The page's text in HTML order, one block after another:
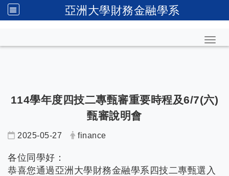
亞洲大學財務金融學系
114學年度四技二專甄審重要時程及6/7(六)
甄審說明會
2025-05-27 finance
各位同學好：
恭喜您通過亞洲大學財務金融學系四技二專甄選入